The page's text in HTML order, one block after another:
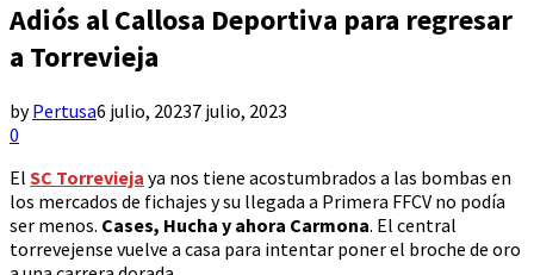
Adiós al Callosa Deportiva para regresar
a Torrevieja
byPertusa6 julio, 20237 julio, 2023
0
El SC Torrevieja ya nos tiene acostumbrados a las bombas en
los mercados de fichajes y su llegada a Primera FFCV no podía
ser menos. Cases, Hucha y ahora Carmona. El central
torrevejense vuelve a casa para intentar poner el broche de oro